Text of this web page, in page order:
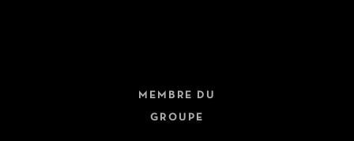
MEMBRE DU
GROUPE